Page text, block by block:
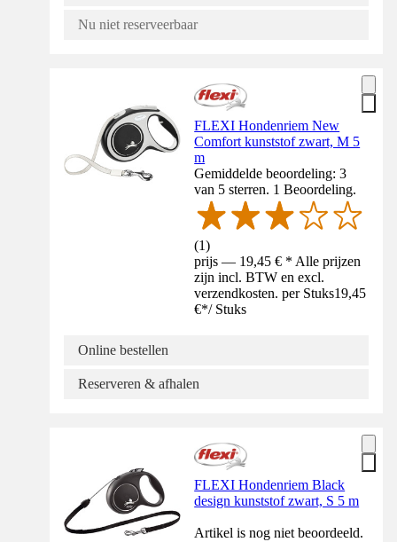
Nu niet reserveerbaar
FLEXI Hondenriem New
Comfort kunststof zwart, M 5
m
Gemiddelde beoordeling: 3
van 5 sterren. 1 Beoordeling.
(1)
prijs — 19,45 € * Alle prijzen
zijn incl. BTW en excl.
verzendkosten. per Stuks19,45
€*/ Stuks
Online bestellen
Reserveren & afhalen
FLEXI Hondenriem Black
design kunststof zwart, S 5 m
Artikel is nog niet beoordeeld.